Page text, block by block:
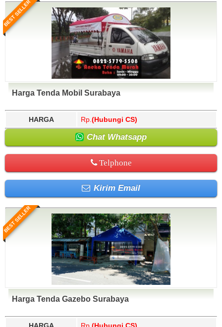
BEST SELLER
Harga Tenda Mobil Surabaya
HARGA Rp. (Hubungi CS)
Chat Whatsapp
Telphone
Kirim Email
BEST SELLER
Harga Tenda Gazebo Surabaya